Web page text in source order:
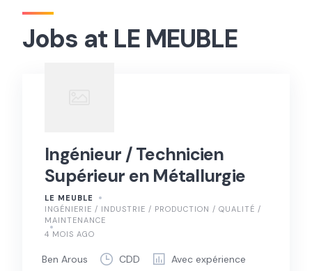
Jobs at LE MEUBLE
Ingénieur / Technicien
Supérieur en Métallurgie
LE MEUBLE
INGÉNIERIE / INDUSTRIE / PRODUCTION / QUALITÉ /
MAINTENANCE
4 MOIS AGO
Ben Arous CDD Avec expérience